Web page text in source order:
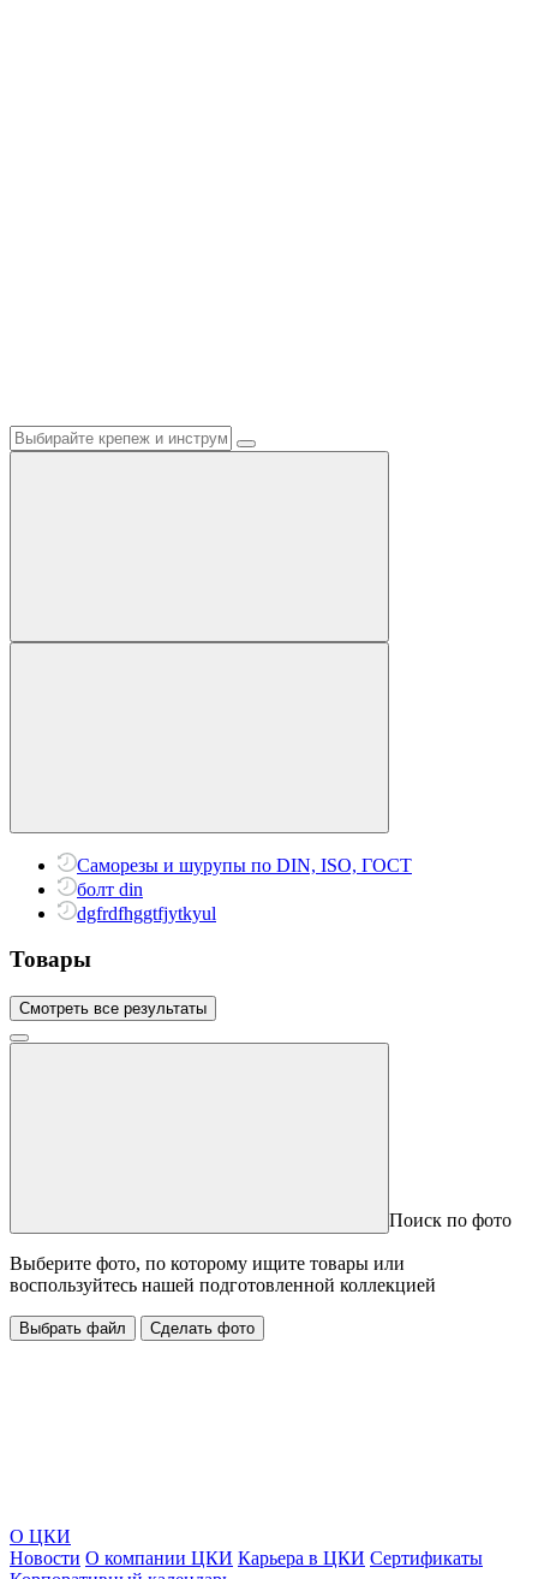
Саморезы и шурупы по DIN, ISO, ГОСТ
болт din
dgfrdfhggtfjytkyul
Товары
Смотреть все результаты
Поиск по фото
Выберите фото, по которому ищите товары или
воспользуйтесь нашей подготовленной коллекцией
Выбрать файл Сделать фото
О ЦКИ
Новости О компании ЦКИ Карьера в ЦКИ Сертификаты